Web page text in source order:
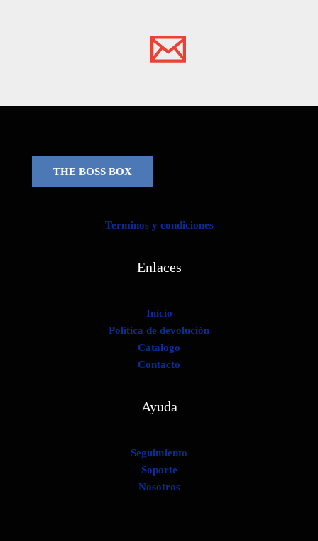
THE BOSS BOX
Terminos y condiciones
Enlaces
Inicio
Política de devolución
Catalogo
Contacto
Ayuda
Seguimiento
Soporte
Nosotros